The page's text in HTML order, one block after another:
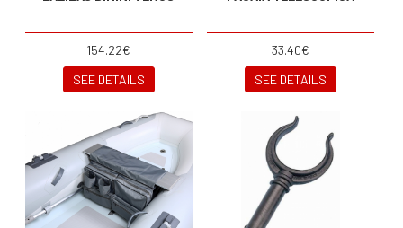
154.22€
SEE DETAILS
33.40€
SEE DETAILS